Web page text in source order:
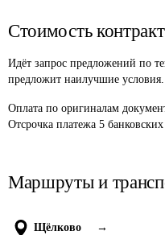
Стоимость
Идёт запрос предложений по
предложит наилучшие условия.
Оплата по оригиналам
Отсрочка платежа 5
Маршруты и
Щёлково →